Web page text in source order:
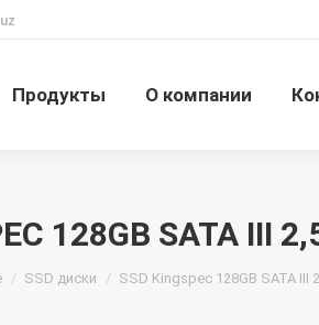
Продукты О компании
128GB SATA III
SSD диски SSD Kingspec 128GB SATA III